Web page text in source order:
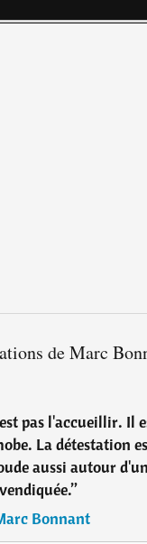
de Marc
pas l'accueillir. Il
La détestation
aussi autour
”
Bonnant